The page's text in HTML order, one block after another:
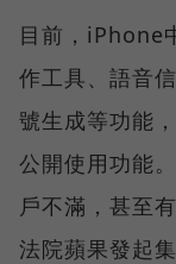
目前，iPhone
作工具、語音
號生成等功能
公開使用功能
戶不滿，甚至
法院蘋果發起